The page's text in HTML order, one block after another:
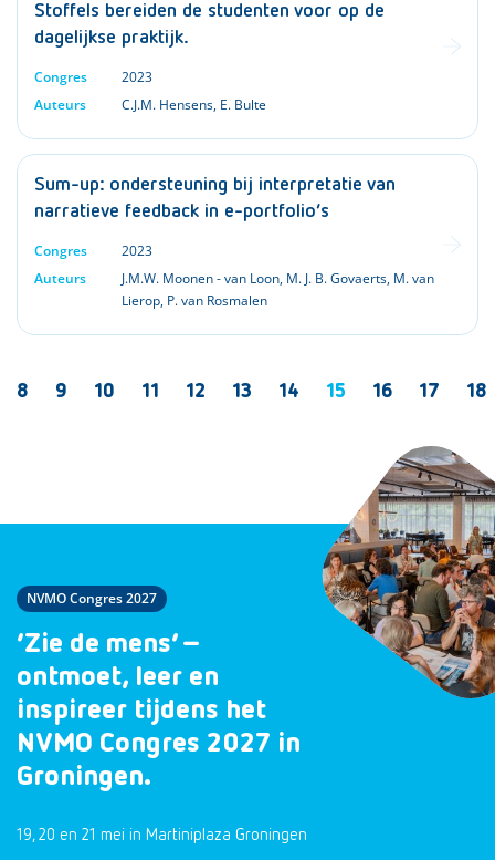
Stoffels bereiden de studenten voor op de
dagelijkse praktijk.
Congres
2023
Auteurs
C.J.M. Hensens, E. Bulte
Sum-up: ondersteuning bij interpretatie van
narratieve feedback in e-portfolio’s
Congres
2023
Auteurs
J.M.W. Moonen - van Loon, M. J. B. Govaerts, M. van
Lierop, P. van Rosmalen
8 9 10 11 12 13 14 15 16 17 18
NVMO Congres 2027
‘Zie de mens’ –
ontmoet, leer en
inspireer tijdens het
NVMO Congres 2027 in
Groningen.
19, 20 en 21 mei in Martiniplaza Groningen